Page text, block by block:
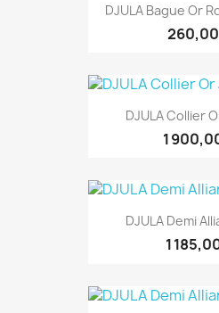
DJULA Bague Or
DJULA Collier
1
DJULA Demi
1